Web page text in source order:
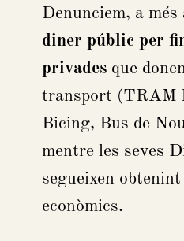
Denunciem, a més
diner públic per
privadesque
transport (TRAM
Bicing, Bus de
mentre les seves
segueixen
econòmics.